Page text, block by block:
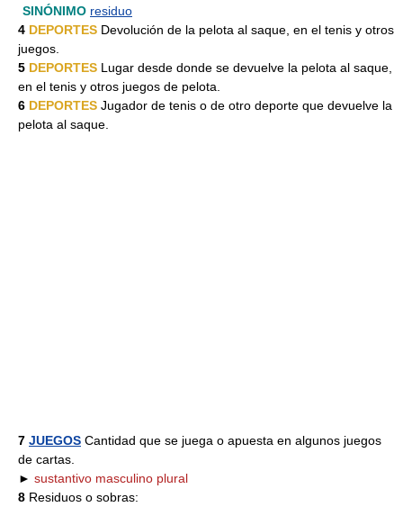
SINÓNIMO residuo
4 DEPORTES Devolución de la pelota al saque, en el tenis y otros
juegos.
5 DEPORTES Lugar desde donde se devuelve la pelota al saque,
en el tenis y otros juegos de pelota.
6 DEPORTES Jugador de tenis o de otro deporte que devuelve la
pelota al saque.
7 JUEGOS Cantidad que se juega o apuesta en algunos juegos
de cartas.
► sustantivo masculino plural
8 Residuos o sobras: